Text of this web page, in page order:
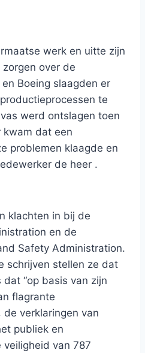
werk en uitte zijn
over de
Boeing slaagden er
te
werd ontslagen toen
kwam dat een
problemen klaagde en
de heer .
klachten in bij de
en de
Safety Administration.
schrijven stellen ze dat
“op basis van zijn
flagrante
verklaringen van
publiek en
van 787